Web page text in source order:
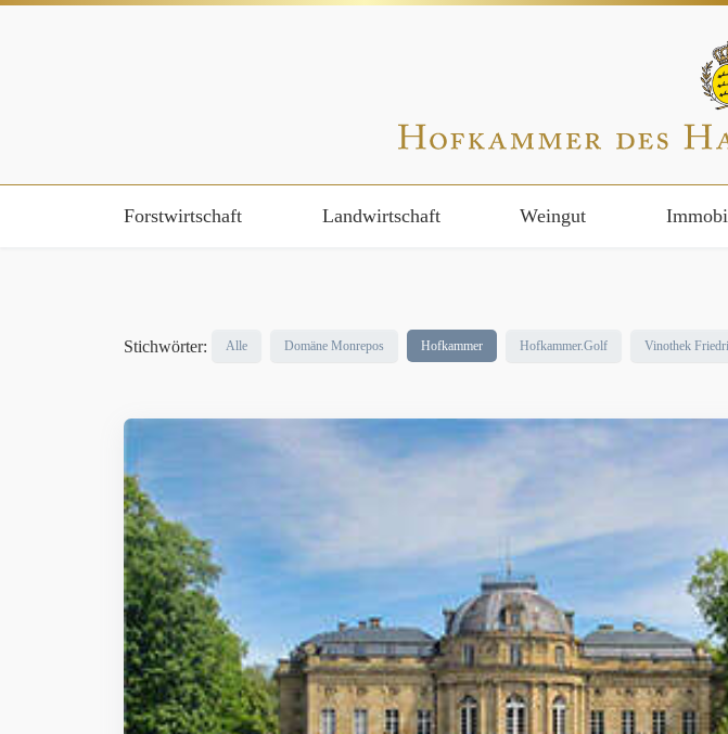
Forstwirtschaft Landwirtschaft Weingut
Stichwörter: Alle Domäne Monrepos Hofkammer Hofkammer.Golf Vinothek